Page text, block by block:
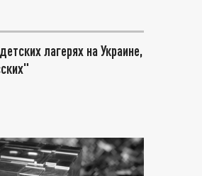
лагерях на Украине,